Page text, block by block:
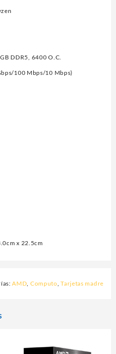
DDR5, 6400 O.C.
100 Mbps/10 Mbps)
x 22.5cm
AMD, Computo,Tarjetas madre